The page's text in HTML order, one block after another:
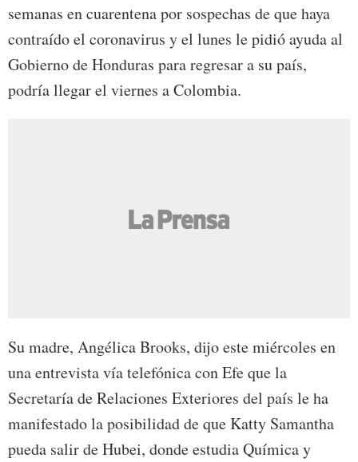
semanas en cuarentena por sospechas de que haya
contraído el coronavirus y el lunes le pidió ayuda al
Gobierno de Honduras para regresar a su país,
podría llegar el viernes a Colombia.
Su madre, Angélica Brooks, dijo este miércoles en
una entrevista vía telefónica con Efe que la
Secretaría de Relaciones Exteriores del país le ha
manifestado la posibilidad de que Katty Samantha
pueda salir de Hubei, donde estudia Química y